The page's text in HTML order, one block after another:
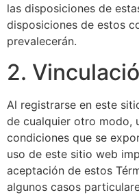
las disposiciones de
disposiciones de estos
prevalecerán.
2.
Al registrarse en este
de cualquier otro modo,
condiciones que se
uso de este sitio web
aceptación de estos
algunos casos